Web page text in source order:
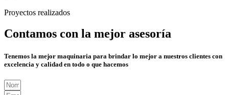
Proyectos realizados
Contamos con la mejor asesoría
Tenemos la mejor maquinaria para brindar lo mejor a nuestros clientes con
excelencia y calidad en todo o que hacemos